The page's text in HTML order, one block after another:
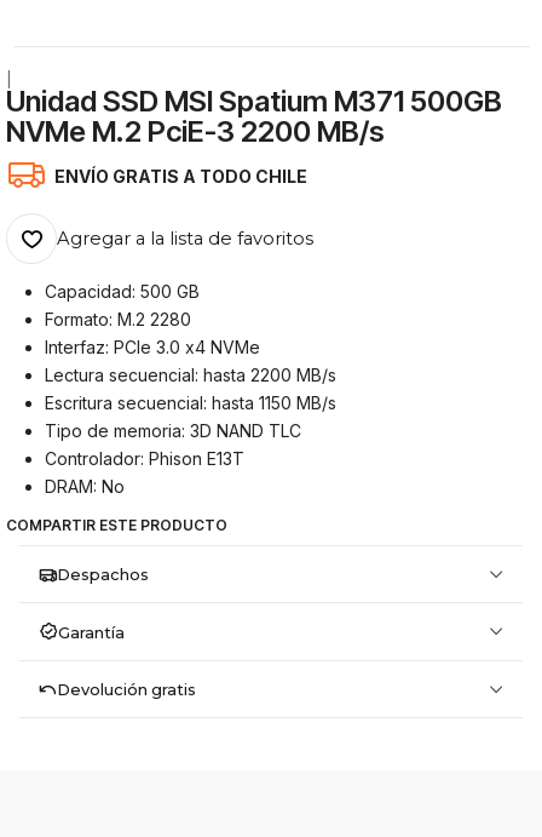
Unidad SSD MSI Spatium M371 500GB
NVMe M.2 PciE-3 2200 MB/s
ENVÍO GRATIS A TODO CHILE
Agregar a la lista de favoritos
Capacidad: 500 GB
Formato: M.2 2280
Interfaz: PCIe 3.0 x4 NVMe
Lectura secuencial: hasta 2200 MB/s
Escritura secuencial: hasta 1150 MB/s
Tipo de memoria: 3D NAND TLC
Controlador: Phison E13T
DRAM: No
COMPARTIR ESTE PRODUCTO
Despachos
Garantía
Devolución gratis